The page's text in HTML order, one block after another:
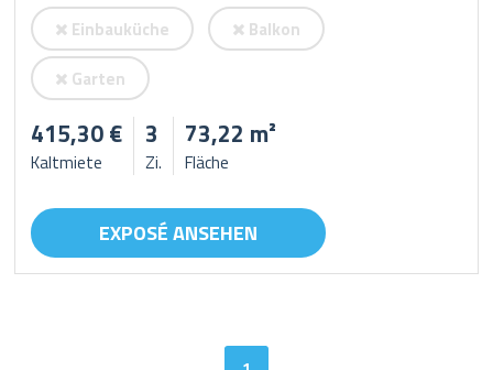
Einbauküche
Balkon
Garten
415,30 €
Kaltmiete
3
Zi.
73,22 m²
Fläche
EXPOSÉ ANSEHEN